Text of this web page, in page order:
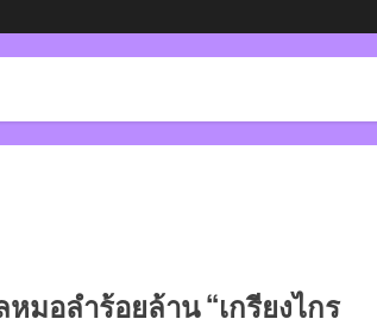
มอลำร้อยล้าน “เกรียงไกร